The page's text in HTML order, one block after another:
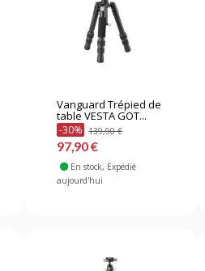
Vanguard Trépied de
table VESTA GOT...
-30% 139,90 €
97,90 €
En stock, Expédié
aujourd'hui